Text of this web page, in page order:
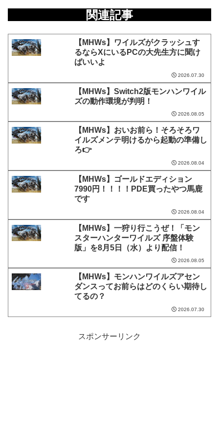
関連記事
【MHWs】ワイルズがクラッシュす
るならXにいるPCの大先生方に聞け
ばいいよ
2026.07.30
【MHWs】Switch2版モンハンワイル
ズの動作環境が判明！
2026.08.05
【MHWs】おいお前ら！そろそろワ
イルズメンテ明けるから起動の準備し
ろ👉
2026.08.04
【MHWs】ゴールドエディション
7990円！！！！PDE買ったやつ馬鹿
です
2026.08.04
【MHWs】一狩り行こうぜ！「モン
スターハンターワイルズ 序盤体験
版」を8月5日（水）より配信！
2026.08.05
【MHWs】モンハンワイルズアセン
ダンスってお前らはどのくらい期待し
てるの？
2026.07.30
スポンサーリンク